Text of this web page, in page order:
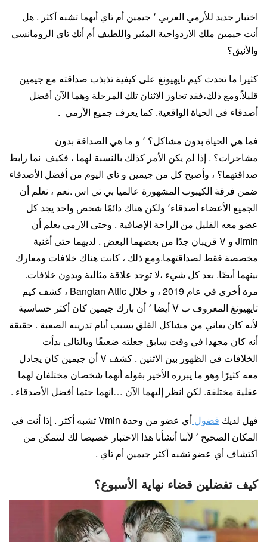
اختبار جديد للأرمي العربي ٬ جيمين أم تاي أيهما تشبه أكثر . هل
أنت جيمين ملك الازدواجية المثير واللطيف أم أنك تاي الرومانسي
والأنيق؟
كثيرا ما تحدث كيم تايهيونغ على كيفية تذبذب صداقته مع جيمين
قليلاً.ومع ذلك،فقد تجاوز الاثنان تلك المرحلة وهما الآن أفضل
أصدقاء في الحياة الواقعية. كما يعرف جميع الأرمي .
فما هي الحياة بدون مشاكل؟ ٬ و ما هي الصداقة بدون
مشاجرات؟ . إذا لم يكن الأمر كذلك بالنسبة لهما ، فكيف نما رابط
صداقتهما؟ ، وأصبح كل من جيمين و تاي اليوم من أفضل الأصدقاء
ضمن فرقة الكيبوب المشهورة عالميا بي تي اس .نعم ، نعلم أن
الجميع الأعضاء أصدقاء٬ ولكن هناك دائمًا شخص واحد يجد كل
عضو معه القليل من الراحة الإضافية . وحتى الارمي يعلم أن
Jimin و V قريبان جدًا من بعضهما البعض . لديهما حتى أغنية
مخصصة فقط لصداقتهما.ومع ذلك ، كانت هناك خلافات ومعارك
بينهما أيضًا. بعد كل شيء ،لا توجد علاقة مثالية وبدون خلافات.
مرة أخرى في عام 2019 ، و خلال Bangtan Attic ، كشف كيم
تايهيونغ المعروف ب V أيضا ٬ أن بارك جيمين كان أكثر حساسية
لأنه كان يعاني من مشاكل القلق بسبب أيام تدريبه الصعبة . حقيقة
أنه كان مجهدا في وقت سابق جعلته ضعيفًا وبالتالي بدأت
الخلافات في الظهور بين الاثنين . كشف V أن جيمين كان يجادل
معه كثيرًا وهو ما يبرره الأخير بقوله أنهما شخصان مختلفان لهما
عقلية مختلفة. لكن انظر إليهما الآن …انهما حتما أفضل الأصدقاء .
فهل لديك فضول
أي عضو من وحدة Vmin تشبه أكثر . إذا أنت في
المكان الصحيح ٬ لأننا أنشأنا هذا الاختبار خصيصا لك لتتمكن من
اكتشاف أي عضو تشبه أكثر جيمين أم تاي .
كيف تفضلين قضاء نهاية الأسبوع؟